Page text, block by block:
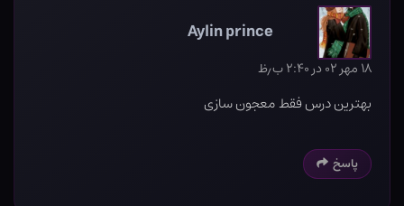
Aylin prince
۱۸ مهر ۰۲ در ۲:۴۰ ب٫ظ
بهترین درس فقط معجون سازی
پاسخ